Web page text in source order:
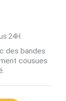
24H.
des bandes
cousues